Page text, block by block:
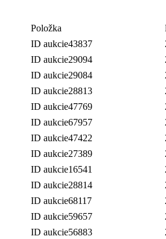
Položka
ID aukcie43837
ID aukcie29094
ID aukcie29084
ID aukcie28813
ID aukcie47769
ID aukcie67957
ID aukcie47422
ID aukcie27389
ID aukcie16541
ID aukcie28814
ID aukcie68117
ID aukcie59657
ID aukcie56883